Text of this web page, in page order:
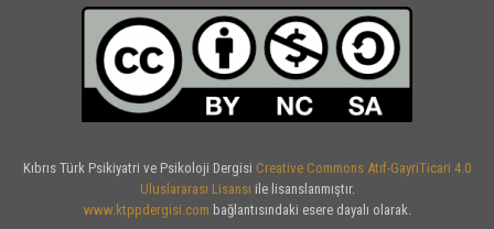
Kıbrıs Türk Psikiyatri ve Psikoloji Dergisi Creative Commons Atıf-GayriTicari 4.0
Uluslararası Lisansı ile lisanslanmıştır.
www.ktppdergisi.com bağlantısındaki esere dayalı olarak.